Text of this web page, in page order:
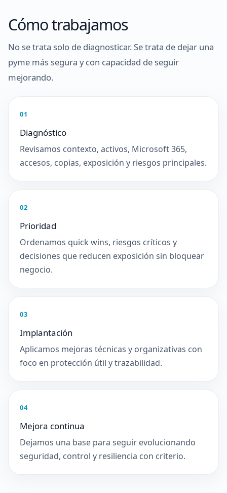
Cómo trabajamos
No se trata solo de diagnosticar. Se trata de dejar una
pyme más segura y con capacidad de seguir
mejorando.
01
Diagnóstico
Revisamos contexto, activos, Microsoft 365,
accesos, copias, exposición y riesgos principales.
02
Prioridad
Ordenamos quick wins, riesgos críticos y
decisiones que reducen exposición sin bloquear
negocio.
03
Implantación
Aplicamos mejoras técnicas y organizativas con
foco en protección útil y trazabilidad.
04
Mejora continua
Dejamos una base para seguir evolucionando
seguridad, control y resiliencia con criterio.